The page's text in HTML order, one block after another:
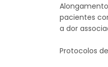
pacientes
a dor
Protocolos